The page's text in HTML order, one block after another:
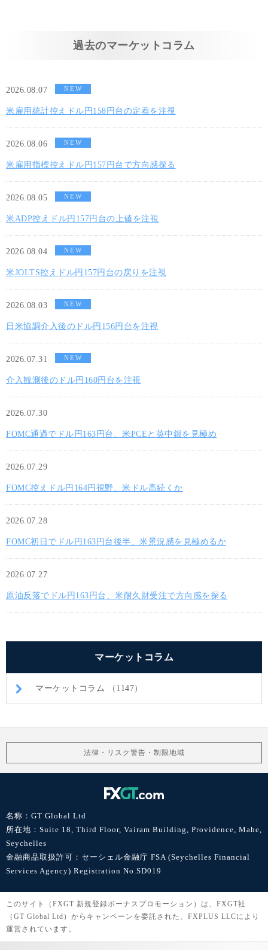
過去のマーケットコラム
2026.08.07 NEW
米雇用統計控えドル円158円台の定着を注視
2026.08.06 NEW
米雇用指標控えドル円157円台で方向感探る
2026.08.05 NEW
米ADP控えドル円157円台の上値を注視
2026.08.04 NEW
米JOLTS控えドル円157円台の戻りを注視
2026.08.03 NEW
日米協調介入後のドル円156円台を注視
2026.07.31 NEW
介入観測後のドル円160円台を注視
2026.07.30
FOMC通過でドル円163円台、米PCEと英中銀を見極め
2026.07.29
FOMC控えドル円164円視野、米ドル高続くか
2026.07.28
FOMC初日でドル円163円台後半、米景況感を見極めるか
2026.07.27
原油反落でドル円163円台、米耐久財受注で方向感を探る
マーケットコラム
マーケットコラム （1147）
法律・リスク警告・制限地域
名称：GT Global Ltd
所在地：Suite 18, Third Floor, Vairam Building, Providence, Mahe,
Seychelles
金融商品取扱許可：セーシェル金融庁 FSA (Seychelles Financial
Services Agency) Registration No.SD019
このサイト（FXGT 新規登録ボーナスプロモーション）は、FXGT社
（GT Global Ltd）からキャンペーンを委託された、FXPLUS LLCにより
運営されています。